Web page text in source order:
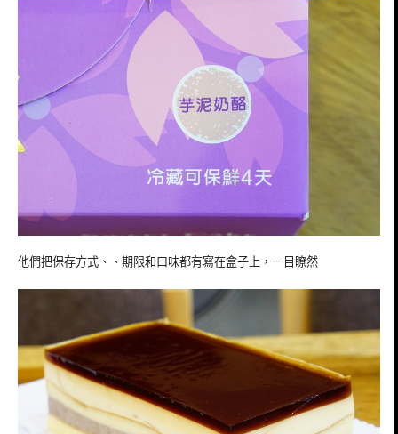
他們把保存方式、、期限和口味都有寫在盒子上，一目瞭然